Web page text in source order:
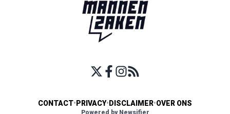
CONTACT• PRIVACY• DISCLAIMER•OVER ONS
Powered by Newsifier